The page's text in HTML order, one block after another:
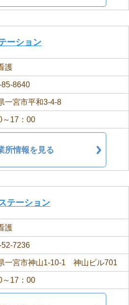
ーション
護
8640
一宮市平和3-4-8
～17：00
所情報を見る
テーション
護
7236
一宮市神山1-10-1 神山ビル701
～17：00